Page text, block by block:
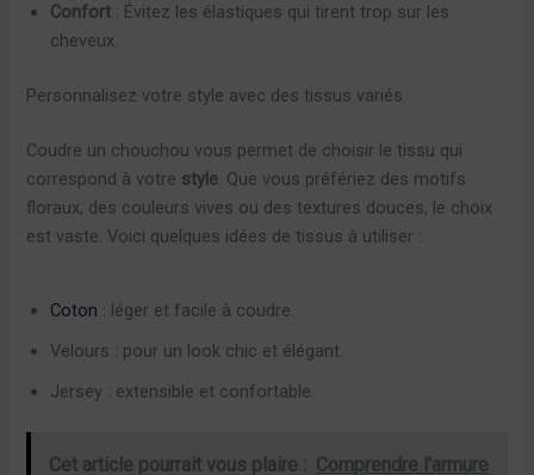
Confort : Évitez les élastiques qui tirent trop sur les
cheveux.
Personnalisez votre style avec des tissus variés
Coudre un chouchou vous permet de choisir le tissu qui
correspond à votre style. Que vous préfériez des motifs
floraux, des couleurs vives ou des textures douces, le choix
est vaste. Voici quelques idées de tissus à utiliser :
Coton : léger et facile à coudre.
Velours : pour un look chic et élégant.
Jersey : extensible et confortable.
Cet article pourrait vous plaire : Comprendre l'armure